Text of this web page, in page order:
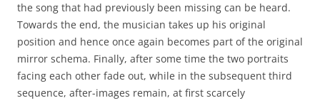
the song that had previously been missing can be heard.
Towards the end, the musician takes up his original
position and hence once again becomes part of the original
mirror schema. Finally, after some time the two portraits
facing each other fade out, while in the subsequent third
sequence, after-images remain, at first scarcely